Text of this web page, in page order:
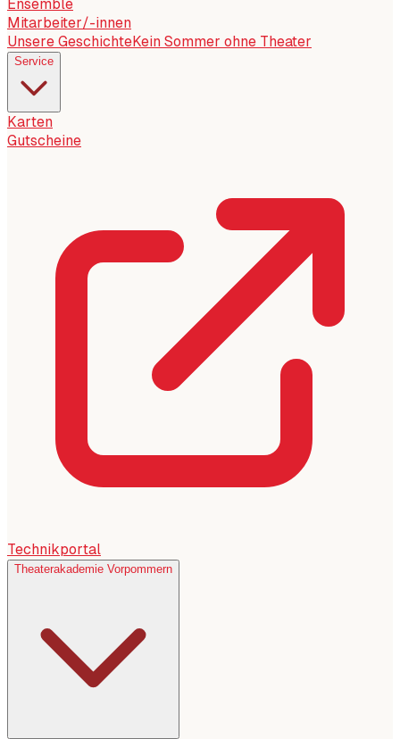
Ensemble
Mitarbeiter/-innen
Unsere GeschichteKein Sommer ohne Theater
Service
Karten
Gutscheine
Technikportal
Theaterakademie Vorpommern